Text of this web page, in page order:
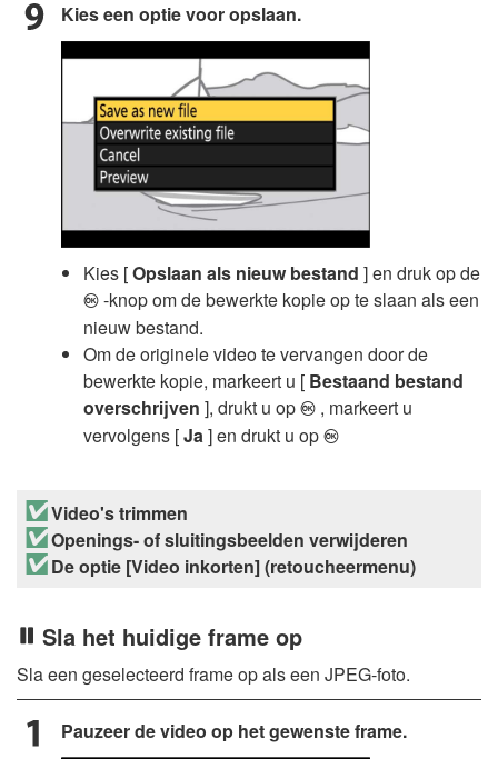
Kies een optie voor opslaan.
Kies [Opslaan als nieuw bestand ] en druk op de
J -knop om de bewerkte kopie op te slaan als een
nieuw bestand.
Om de originele video te vervangen door de
bewerkte kopie, markeert u [ Bestaand bestand
overschrijven ], drukt u op J , markeert u
vervolgens [Ja] en drukt u op J
Video's trimmen
Openings- of sluitingsbeelden verwijderen
De optie [Video inkorten] (retoucheermenu)
Sla het huidige frame op
Sla een geselecteerd frame op als een JPEG-foto.
Pauzeer de video op het gewenste frame.